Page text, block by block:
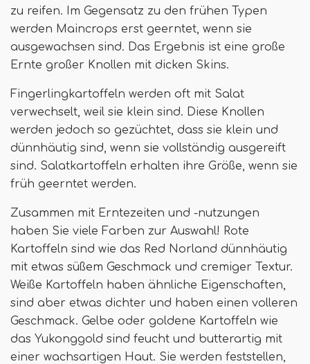
zu reifen. Im Gegensatz zu den frühen Typen
werden Maincrops erst geerntet, wenn sie
ausgewachsen sind. Das Ergebnis ist eine große
Ernte großer Knollen mit dicken Skins.
Fingerlingkartoffeln werden oft mit Salat
verwechselt, weil sie klein sind. Diese Knollen
werden jedoch so gezüchtet, dass sie klein und
dünnhäutig sind, wenn sie vollständig ausgereift
sind. Salatkartoffeln erhalten ihre Größe, wenn sie
früh geerntet werden.
Zusammen mit Erntezeiten und -nutzungen
haben Sie viele Farben zur Auswahl! Rote
Kartoffeln sind wie das Red Norland dünnhäutig
mit etwas süßem Geschmack und cremiger Textur.
Weiße Kartoffeln haben ähnliche Eigenschaften,
sind aber etwas dichter und haben einen volleren
Geschmack. Gelbe oder goldene Kartoffeln wie
das Yukonggold sind feucht und butterartig mit
einer wachsartigen Haut. Sie werden feststellen,